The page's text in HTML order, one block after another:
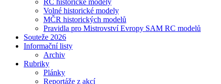
RC historické modely
Volné historické modely
MČR historických modelů
Pravidla pro Mistrovství Evropy SAM RC modelů
Souteže 2026
Informační listy
Archiv
Rubriky
Plánky
Reportáže z akcí